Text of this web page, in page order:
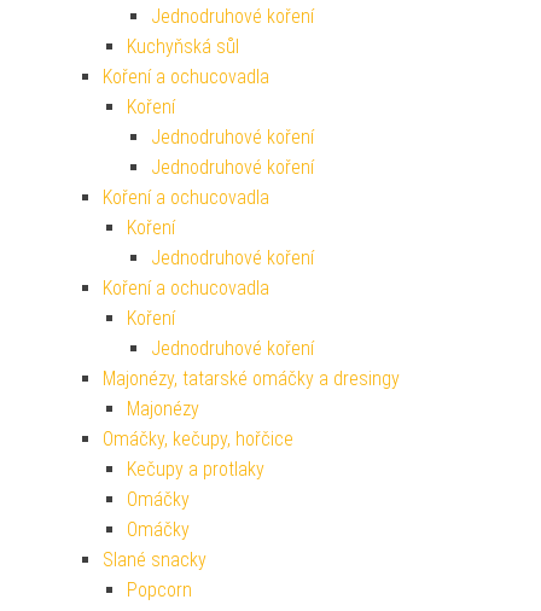
Jednodruhové koření
Kuchyňská sůl
Koření a ochucovadla
Koření
Jednodruhové koření
Jednodruhové koření
Koření a ochucovadla
Koření
Jednodruhové koření
Koření a ochucovadla
Koření
Jednodruhové koření
Majonézy, tatarské omáčky a dresingy
Majonézy
Omáčky, kečupy, hořčice
Kečupy a protlaky
Omáčky
Omáčky
Slané snacky
Popcorn